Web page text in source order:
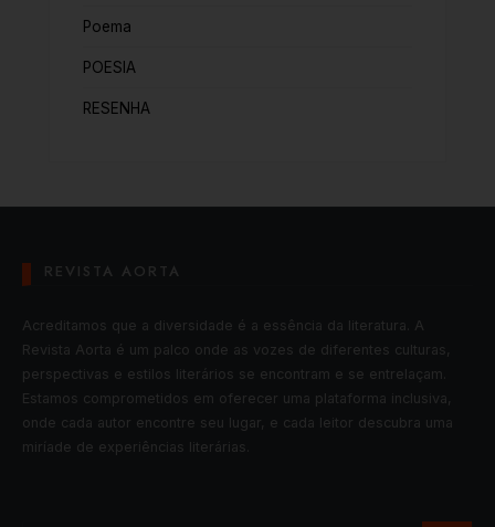
Poema
POESIA
RESENHA
REVISTA AORTA
Acreditamos que a diversidade é a essência da literatura. A
Revista Aorta é um palco onde as vozes de diferentes culturas,
perspectivas e estilos literários se encontram e se entrelaçam.
Estamos comprometidos em oferecer uma plataforma inclusiva,
onde cada autor encontre seu lugar, e cada leitor descubra uma
miríade de experiências literárias.